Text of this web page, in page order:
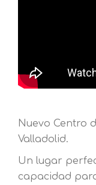
Nuevo Centro
Valladolid.
Un lugar
capacidad